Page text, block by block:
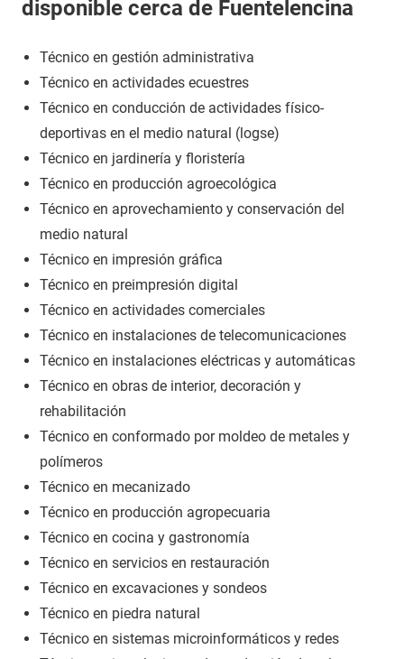
disponible cerca de Fuentelencina
Técnico en gestión administrativa
Técnico en actividades ecuestres
Técnico en conducción de actividades físico-
deportivas en el medio natural (logse)
Técnico en jardinería y floristería
Técnico en producción agroecológica
Técnico en aprovechamiento y conservación del
medio natural
Técnico en impresión gráfica
Técnico en preimpresión digital
Técnico en actividades comerciales
Técnico en instalaciones de telecomunicaciones
Técnico en instalaciones eléctricas y automáticas
Técnico en obras de interior, decoración y
rehabilitación
Técnico en conformado por moldeo de metales y
polímeros
Técnico en mecanizado
Técnico en producción agropecuaria
Técnico en cocina y gastronomía
Técnico en servicios en restauración
Técnico en excavaciones y sondeos
Técnico en piedra natural
Técnico en sistemas microinformáticos y redes